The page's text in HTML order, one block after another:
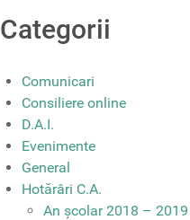
Categorii
Comunicari
Consiliere online
D.A.I.
Evenimente
General
Hotărâri C.A.
An școlar 2018 – 2019